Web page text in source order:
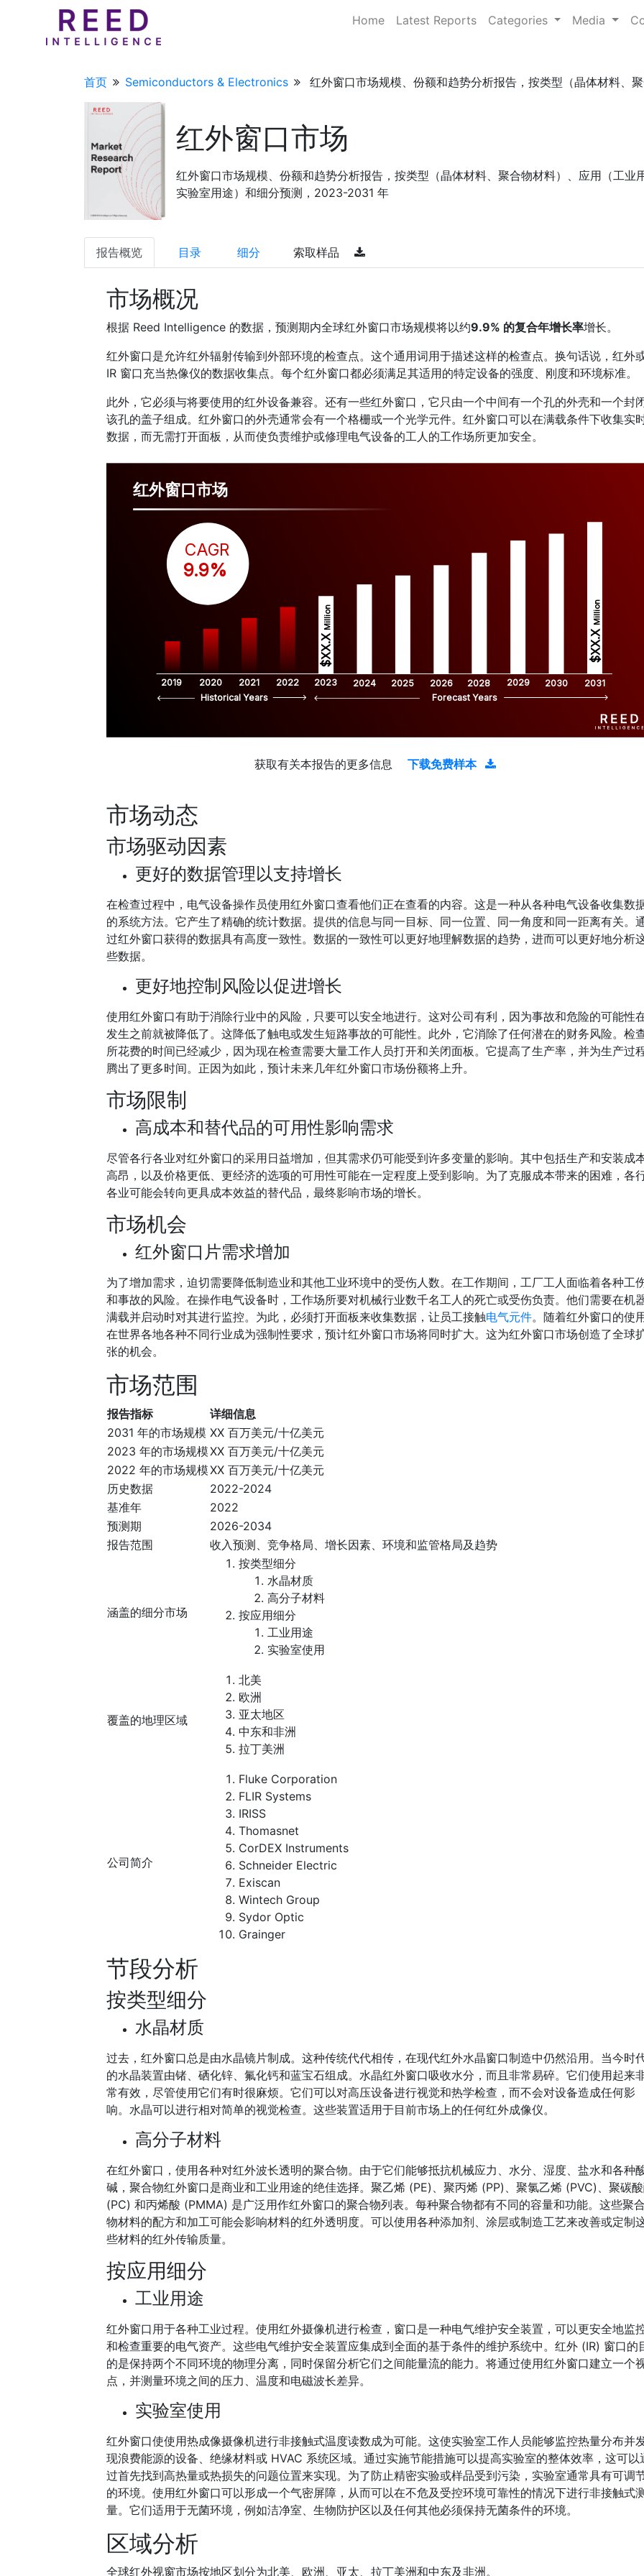
Home Latest Reports Categories Media
首页 Semiconductors & Electronics 红外窗口市场规模、份额和趋势分析报告，按类型（晶体材料、
红外窗口市场
红外窗口市场规模、份额和趋势分析报告，按类型（晶体材料、聚合物材料）、应用（工业用
实验室用途）和细分预测，2023-2031 年
报告概览 目录 细分 索取样品
市场概况
根据 Reed Intelligence 的数据，预测期内全球红外窗口市场规模将以约9.9% 的复合年增长率增长。
红外窗口是允许红外辐射传输到外部环境的检查点。这个通用词用于描述这样的检查点。换句话说，红外
IR 窗口充当热像仪的数据收集点。每个红外窗口都必须满足其适用的特定设备的强度、刚度和环境标准。
此外，它必须与将要使用的红外设备兼容。还有一些红外窗口，它只由一个中间有一个孔的外壳和一个封
该孔的盖子组成。红外窗口的外壳通常会有一个格栅或一个光学元件。红外窗口可以在满载条件下收集实
数据，而无需打开面板，从而使负责维护或修理电气设备的工人的工作场所更加安全。
红外窗口市场
2019 2020 2021 2022 2023 2024 2025 2026 2028 2029 2030 2031
$XX.X
Million
$XX.X
Million
CAGR
9.9%
Historical Years Forecast Years
获取有关本报告的更多信息 下载免费样本
市场动态
市场驱动因素
更好的数据管理以支持增长
在检查过程中，电气设备操作员使用红外窗口查看他们正在查看的内容。这是一种从各种电气设备收集数
的系统方法。它产生了精确的统计数据。提供的信息与同一目标、同一位置、同一角度和同一距离有关。
过红外窗口获得的数据具有高度一致性。数据的一致性可以更好地理解数据的趋势，进而可以更好地分析
些数据。
更好地控制风险以促进增长
使用红外窗口有助于消除行业中的风险，只要可以安全地进行。这对公司有利，因为事故和危险的可能性
发生之前就被降低了。这降低了触电或发生短路事故的可能性。此外，它消除了任何潜在的财务风险。检
所花费的时间已经减少，因为现在检查需要大量工作人员打开和关闭面板。它提高了生产率，并为生产过
腾出了更多时间。正因为如此，预计未来几年红外窗口市场份额将上升。
市场限制
高成本和替代品的可用性影响需求
尽管各行各业对红外窗口的采用日益增加，但其需求仍可能受到许多变量的影响。其中包括生产和安装成
高昂，以及价格更低、更经济的选项的可用性可能在一定程度上受到影响。为了克服成本带来的困难，各
各业可能会转向更具成本效益的替代品，最终影响市场的增长。
市场机会
红外窗口片需求增加
为了增加需求，迫切需要降低制造业和其他工业环境中的受伤人数。在工作期间，工厂工人面临着各种工
和事故的风险。在操作电气设备时，工作场所要对机械行业数千名工人的死亡或受伤负责。他们需要在机
满载并启动时对其进行监控。为此，必须打开面板来收集数据，让员工接触电气元件。随着红外窗口的使
在世界各地各种不同行业成为强制性要求，预计红外窗口市场将同时扩大。这为红外窗口市场创造了全球
张的机会。
市场范围
报告指标
详细信息
2031 年的市场规模 XX 百万美元/十亿美元
2023 年的市场规模XX 百万美元/十亿美元
2022 年的市场规模XX 百万美元/十亿美元
历史数据
2022-2024
基准年
2022
预测期
2026-2034
报告范围
收入预测、竞争格局、增长因素、环境和监管格局及趋势
涵盖的细分市场
按类型细分
水晶材质
高分子材料
按应用细分
工业用途
实验室使用
覆盖的地理区域
北美
欧洲
亚太地区
中东和非洲
拉丁美洲
公司简介
Fluke Corporation
FLIR Systems
IRISS
Thomasnet
CorDEX Instruments
Schneider Electric
Exiscan
Wintech Group
Sydor Optic
Grainger
节段分析
按类型细分
水晶材质
过去，红外窗口总是由水晶镜片制成。这种传统代代相传，在现代红外水晶窗口制造中仍然沿用。当今时
的水晶装置由锗、硒化锌、氟化钙和蓝宝石组成。水晶红外窗口吸收水分，而且非常易碎。它们使用起来
常有效，尽管使用它们有时很麻烦。它们可以对高压设备进行视觉和热学检查，而不会对设备造成任何影
响。水晶可以进行相对简单的视觉检查。这些装置适用于目前市场上的任何红外成像仪。
高分子材料
在红外窗口，使用各种对红外波长透明的聚合物。由于它们能够抵抗机械应力、水分、湿度、盐水和各种
碱，聚合物红外窗口是商业和工业用途的绝佳选择。聚乙烯 (PE)、聚丙烯 (PP)、聚氯乙烯 (PVC)、聚碳
(PC) 和丙烯酸 (PMMA) 是广泛用作红外窗口的聚合物列表。每种聚合物都有不同的容量和功能。这些聚合
物材料的配方和加工可能会影响材料的红外透明度。可以使用各种添加剂、涂层或制造工艺来改善或定制
些材料的红外传输质量。
按应用细分
工业用途
红外窗口用于各种工业过程。使用红外摄像机进行检查，窗口是一种电气维护安全装置，可以更安全地监
和检查重要的电气资产。这些电气维护安全装置应集成到全面的基于条件的维护系统中。红外 (IR) 窗口的
的是保持两个不同环境的物理分离，同时保留分析它们之间能量流的能力。将通过使用红外窗口建立一个
点，并测量环境之间的压力、温度和电磁波长差异。
实验室使用
红外窗口使使用热成像摄像机进行非接触式温度读数成为可能。这使实验室工作人员能够监控热量分布并
现浪费能源的设备、绝缘材料或 HVAC 系统区域。通过实施节能措施可以提高实验室的整体效率，这可以
过首先找到高热量或热损失的问题位置来实现。为了防止精密实验或样品受到污染，实验室通常具有可调
的环境。使用红外窗口可以形成一个气密屏障，从而可以在不危及受控环境可靠性的情况下进行非接触式测
量。它们适用于无菌环境，例如洁净室、生物防护区以及任何其他必须保持无菌条件的环境。
区域分析
全球红外视窗市场按地区划分为北美、欧洲、亚太、拉丁美洲和中东及非洲。